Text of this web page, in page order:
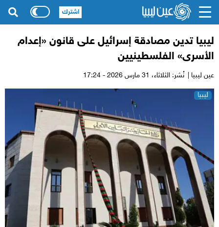
ليبيا تدين مصادقة إسرائيل على قانون «إعدام
الأسرى» الفلسطينيين
عين ليبيا | نُشر: الثلاثاء،
ليبيا
اشترك